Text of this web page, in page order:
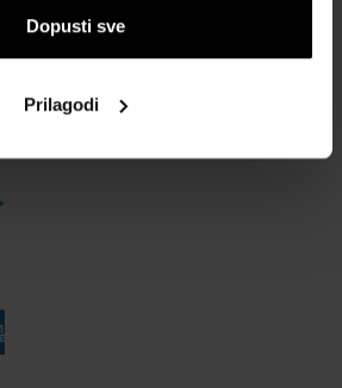
Dopusti sve
Prilagodi